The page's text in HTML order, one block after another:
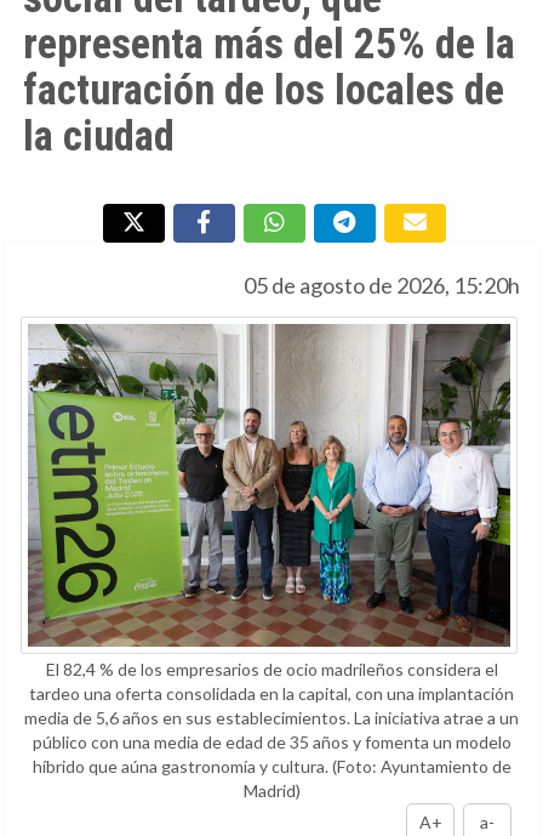
representa más del 25% de la
facturación de los locales de
la ciudad
05 de agosto de 2026, 15:20h
El 82,4 % de los empresarios de ocio madrileños considera el
tardeo una oferta consolidada en la capital, con una implantación
media de 5,6 años en sus establecimientos. La iniciativa atrae a un
público con una media de edad de 35 años y fomenta un modelo
híbrido que aúna gastronomía y cultura.(Foto: Ayuntamiento de
Madrid)
A+
a-